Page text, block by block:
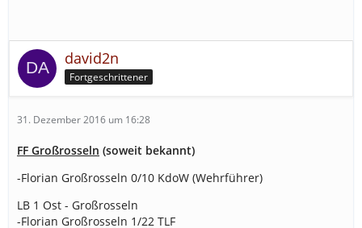
david2n
Fortgeschrittener
31. Dezember 2016 um 16:28
FF Großrosseln (soweit bekannt)
-Florian Großrosseln 0/10 KdoW (Wehrführer)
LB 1 Ost - Großrosseln
-Florian Großrosseln 1/22 TLF